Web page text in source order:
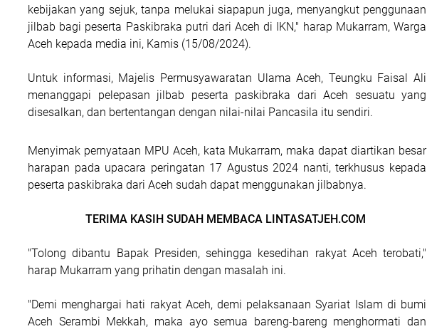
kebijakan yang sejuk, tanpa melukai siapapun juga, menyangkut penggunaan
jilbab bagi peserta Paskibraka putri dari Aceh di IKN," harap Mukarram, Warga
Aceh kepada media ini, Kamis (15/08/2024).
Untuk informasi, Majelis Permusyawaratan Ulama Aceh, Teungku Faisal Ali
menanggapi pelepasan jilbab peserta paskibraka dari Aceh sesuatu yang
disesalkan, dan bertentangan dengan nilai-nilai Pancasila itu sendiri.
Menyimak pernyataan MPU Aceh, kata Mukarram, maka dapat diartikan besar
harapan pada upacara peringatan 17 Agustus 2024 nanti, terkhusus kepada
peserta paskibraka dari Aceh sudah dapat menggunakan jilbabnya.
TERIMA KASIH SUDAH MEMBACA LINTASATJEH.COM
"Tolong dibantu Bapak Presiden, sehingga kesedihan rakyat Aceh terobati,"
harap Mukarram yang prihatin dengan masalah ini.
"Demi menghargai hati rakyat Aceh, demi pelaksanaan Syariat Islam di bumi
Aceh Serambi Mekkah, maka ayo semua bareng-bareng menghormati dan